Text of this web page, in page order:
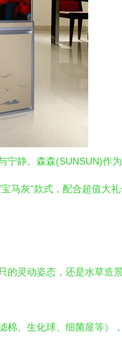
静。森森(SUNSUN)作
灰”款式，配合超值大
灵动姿态，还是水草
、生化球、细菌屋等）